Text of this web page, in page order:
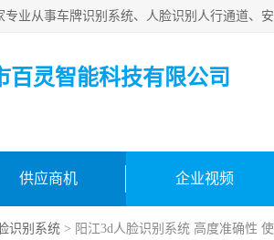
百灵智能科技有限公司
供应商机 企业视频
识别系统 > 阳江3d人脸识别系统 高度准确性